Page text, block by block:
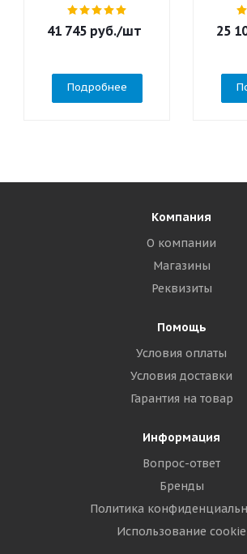
41 745 руб./шт
Подробнее
25
Компания
О компании
Магазины
Реквизиты
Помощь
Условия оплаты
Условия доставки
Гарантия на товар
Информация
Вопрос-ответ
Бренды
Политика
Использование cookie